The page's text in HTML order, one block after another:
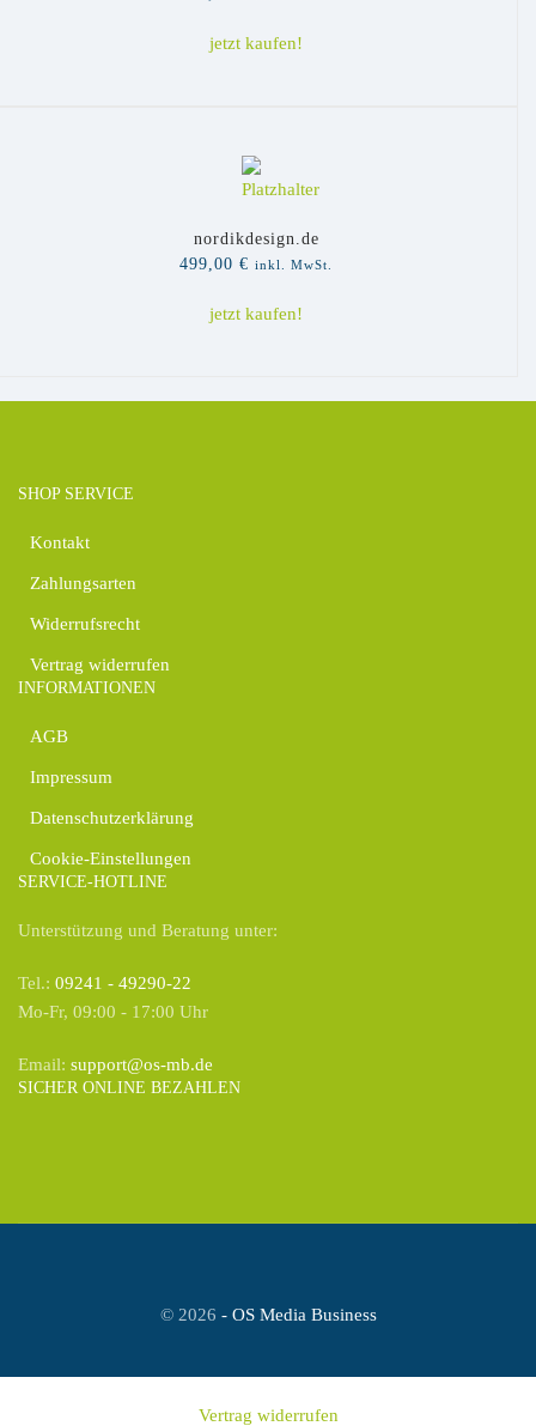
jetzt kaufen!
nordikdesign.de
499,00 € inkl. MwSt.
jetzt kaufen!
SHOP SERVICE
Kontakt
Zahlungsarten
Widerrufsrecht
Vertrag widerrufen
INFORMATIONEN
AGB
Impressum
Datenschutzerklärung
Cookie-Einstellungen
SERVICE-HOTLINE
Unterstützung und Beratung unter:
Tel.: 09241 - 49290-22
Mo-Fr, 09:00 - 17:00 Uhr
Email: support@os-mb.de
SICHER ONLINE BEZAHLEN
© 2026 - OS Media Business
Vertrag widerrufen